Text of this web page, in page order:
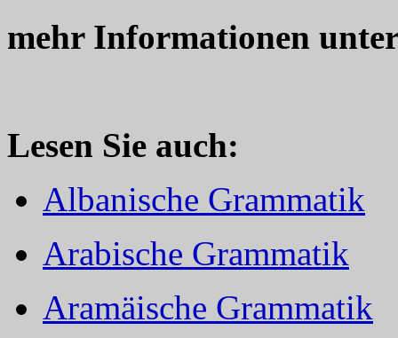
mehr Informationen
Lesen Sie auch:
Albanische Grammatik
Arabische Grammatik
Aramäische Grammatik